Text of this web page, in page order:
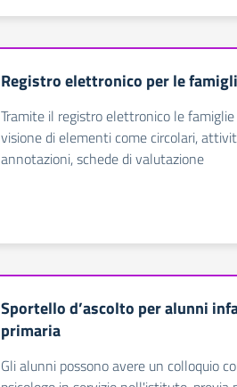
Registro elettronico per le
Tramite il registro elettronico le
visione di elementi come circolari,
annotazioni, schede di valutazione
Sportello d’ascolto per alunni
primaria
Gli alunni possono avere un colloquio